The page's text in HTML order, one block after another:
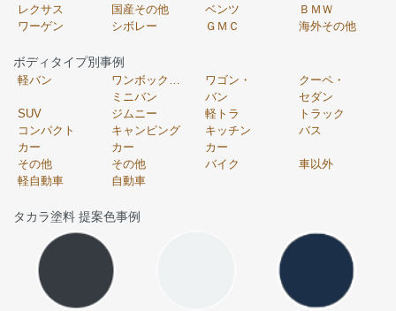
レクサス
国産その他 ベンツ
ＢＭＷ
ワーゲン
シボレー ＧＭＣ 海外その他
ボディタイプ別事例
軽バン
ミニバン
ワゴン・
バン
クーペ・
セダン
SUV
ジムニー 軽トラ
トラック
コンパクト
カー
キャンピング
カー
キッチン
カー
バス
その他
軽自動車
その他
自動車
バイク 車以外
タカラ塗料 提案色事例